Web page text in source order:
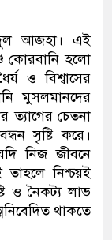
আজহা। এই
কোরবানি হলো
ও বিশ্বাসের
মুসলমানদের
ত্যাগের চেতনা
সৃষ্টি করে।
নিজ জীবনে
নিশ্চয়ই
ও নৈকট্য লাভ
থাকতে